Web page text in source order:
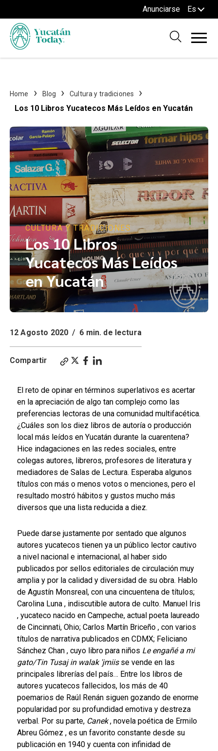
Anunciarse Es
Home Blog Cultura y tradiciones
Los 10 Libros Yucatecos Más Leídos en Yucatán
CULTURA Y TRADICIONES
Los 10 Libros
Yucatecos Más Leídos
en Yucatán
12 Agosto 2020 / 6 min. de lectura
Compartir
El reto de opinar en términos superlativos es acertar
en la apreciación de algo tan complejo como las
preferencias lectoras de una comunidad multifacética.
¿Cuáles son los diez libros de autoría o producción
local más leídos en Yucatán durante la cuarentena?
Hice indagaciones en las redes sociales, entre
colegas autores, libreros, profesores de literatura y
mediadores de Salas de Lectura. Esperaba algunos
títulos con más o menos votos o menciones, pero el
resultado mostró hábitos y gustos mucho más
diversos que una lista reducida a diez.
Puede darse justamente por sentado que algunos
autores yucatecos tienen ya un público lector cautivo
a nivel nacional e internacional, al haber sido
publicados por sellos editoriales de circulación muy
amplia y por la calidad y diversidad de su obra. Hablo
de Agustín Monsreal, con una cincuentena de títulos;
Carolina Luna , indiscutible autora de culto. Manuel Iris
, yucateco nacido en Campeche, actual poeta laureado
de Cincinnati, Ohio; Carlos Martín Briceño , con varios
títulos de narrativa publicados en CDMX; Feliciano
Sánchez Chan , cuyo libro para niños Le engañé a mi
gato/Tin Tusaj in walak 'jmiis se vende en las
principales librerías del país… Entre los libros de
autores yucatecos fallecidos, los más de 40
poemarios de Raúl Renán siguen gozando de enorme
popularidad por su profundidad emotiva y destreza
verbal. Por su parte, Canek , novela poética de Ermilo
Abreu Gómez , es un favorito constante desde su
publicación en 1940 y cuenta con infinidad de